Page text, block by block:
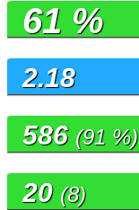
61 %
2.18
586 (91 %)
20 (8)